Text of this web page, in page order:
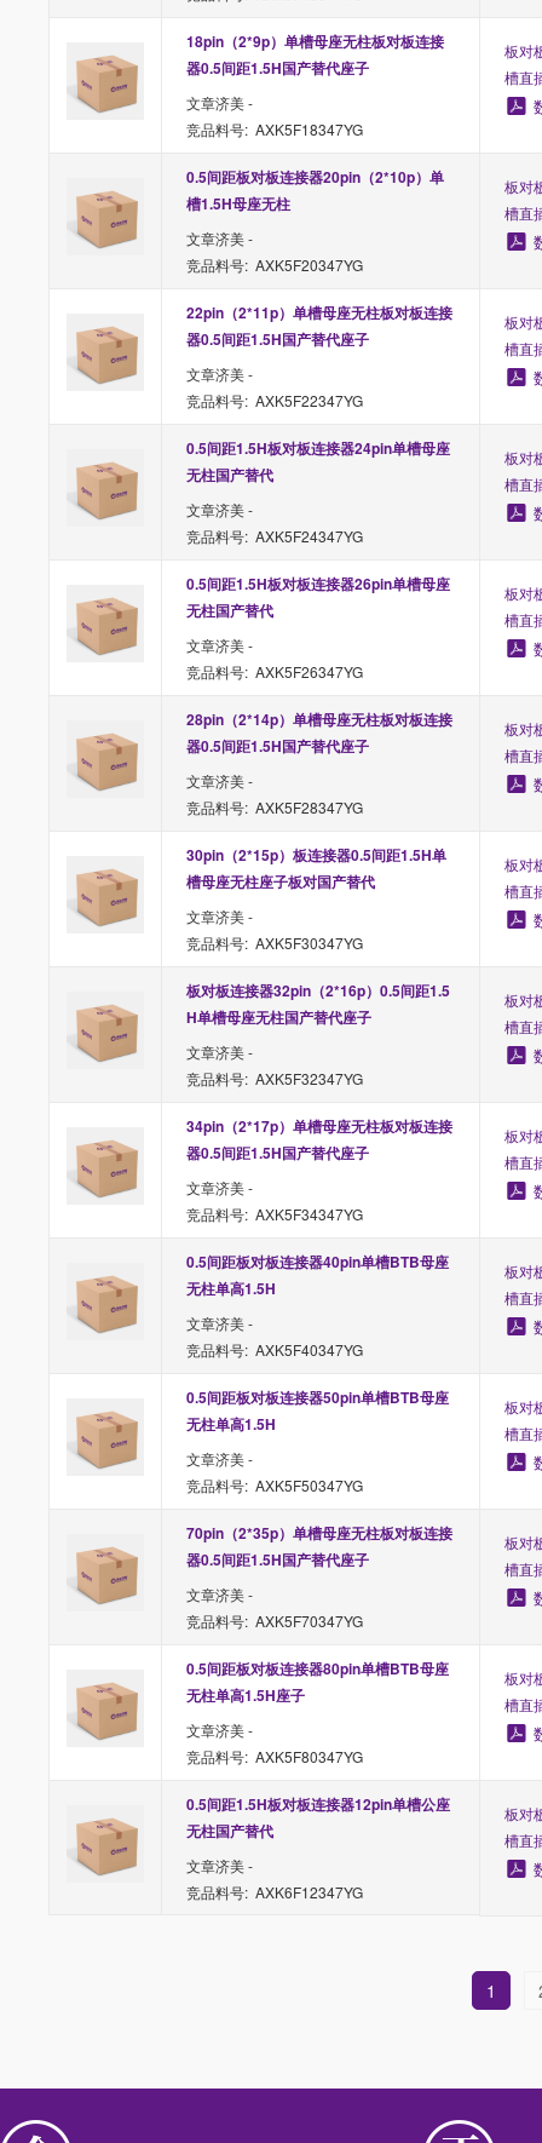
18pin（2*9p）单槽母座无柱板对板连接
器0.5间距1.5H国产替代座子
文章济美 -
竞品料号: AXK5F18347YG
板对
槽直
0.5间距板对板连接器20pin（2*10p）单
槽1.5H母座无柱
文章济美 -
竞品料号: AXK5F20347YG
板对
槽直
22pin（2*11p）单槽母座无柱板对板连接
器0.5间距1.5H国产替代座子
文章济美 -
竞品料号: AXK5F22347YG
板对
槽直
0.5间距1.5H板对板连接器24pin单槽母座
无柱国产替代
文章济美 -
竞品料号: AXK5F24347YG
板对
槽直
0.5间距1.5H板对板连接器26pin单槽母座
无柱国产替代
文章济美 -
竞品料号: AXK5F26347YG
板对
槽直
28pin（2*14p）单槽母座无柱板对板连接
器0.5间距1.5H国产替代座子
文章济美 -
竞品料号: AXK5F28347YG
板对
槽直
30pin（2*15p）板连接器0.5间距1.5H单
槽母座无柱座子板对国产替代
文章济美 -
竞品料号: AXK5F30347YG
板对
槽直
板对板连接器32pin（2*16p）0.5间距1.5
H单槽母座无柱国产替代座子
文章济美 -
竞品料号: AXK5F32347YG
板对
槽直
34pin（2*17p）单槽母座无柱板对板连接
器0.5间距1.5H国产替代座子
文章济美 -
竞品料号: AXK5F34347YG
板对
槽直
0.5间距板对板连接器40pin单槽BTB母座
无柱单高1.5H
文章济美 -
竞品料号: AXK5F40347YG
板对
槽直
0.5间距板对板连接器50pin单槽BTB母座
无柱单高1.5H
文章济美 -
竞品料号: AXK5F50347YG
板对
槽直
70pin（2*35p）单槽母座无柱板对板连接
器0.5间距1.5H国产替代座子
文章济美 -
竞品料号: AXK5F70347YG
板对
槽直
0.5间距板对板连接器80pin单槽BTB母座
无柱单高1.5H座子
文章济美 -
竞品料号: AXK5F80347YG
板对
槽直
0.5间距1.5H板对板连接器12pin单槽公座
无柱国产替代
文章济美 -
竞品料号: AXK6F12347YG
板对
槽直
1